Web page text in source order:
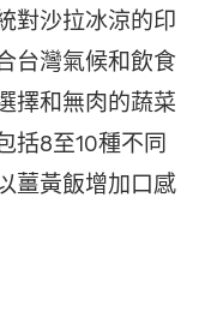
對沙拉冰涼的印
台灣氣候和飲食
擇和無肉的蔬菜
括8至10種不同
薑黃飯增加口感